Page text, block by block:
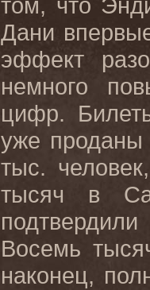
Дани
эффект
немного
цифр.
уже проданы
тыс.
тысяч в
Восемь
наконец,